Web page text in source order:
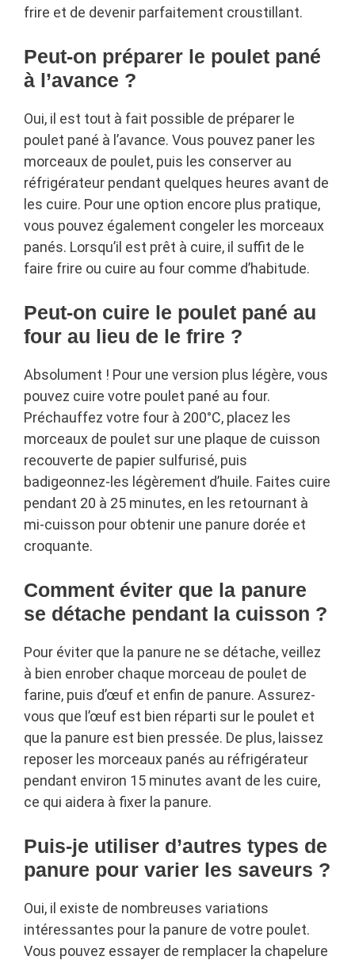
frire et de devenir parfaitement croustillant.
Peut-on préparer le poulet pané
à l’avance ?
Oui, il est tout à fait possible de préparer le
poulet pané à l’avance. Vous pouvez paner les
morceaux de poulet, puis les conserver au
réfrigérateur pendant quelques heures avant de
les cuire. Pour une option encore plus pratique,
vous pouvez également congeler les morceaux
panés. Lorsqu’il est prêt à cuire, il suffit de le
faire frire ou cuire au four comme d’habitude.
Peut-on cuire le poulet pané au
four au lieu de le frire ?
Absolument ! Pour une version plus légère, vous
pouvez cuire votre poulet pané au four.
Préchauffez votre four à 200°C, placez les
morceaux de poulet sur une plaque de cuisson
recouverte de papier sulfurisé, puis
badigeonnez-les légèrement d’huile. Faites cuire
pendant 20 à 25 minutes, en les retournant à
mi-cuisson pour obtenir une panure dorée et
croquante.
Comment éviter que la panure
se détache pendant la cuisson ?
Pour éviter que la panure ne se détache, veillez
à bien enrober chaque morceau de poulet de
farine, puis d’œuf et enfin de panure. Assurez-
vous que l’œuf est bien réparti sur le poulet et
que la panure est bien pressée. De plus, laissez
reposer les morceaux panés au réfrigérateur
pendant environ 15 minutes avant de les cuire,
ce qui aidera à fixer la panure.
Puis-je utiliser d’autres types de
panure pour varier les saveurs ?
Oui, il existe de nombreuses variations
intéressantes pour la panure de votre poulet.
Vous pouvez essayer de remplacer la chapelure